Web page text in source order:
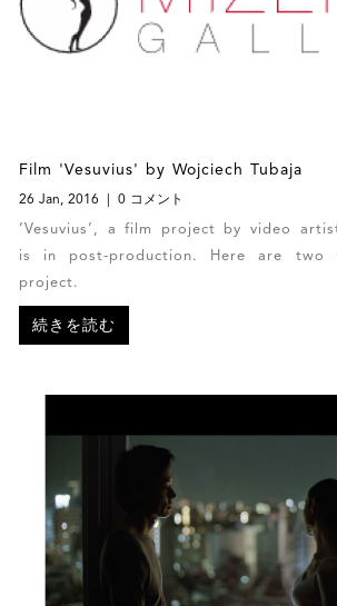
Film 'Vesuvius' by Wojciech Tubaja
26 Jan, 2016 0 コメント
‘Vesuvius’, a film project by video
is in post-production. Here are two
project.
続きを読む